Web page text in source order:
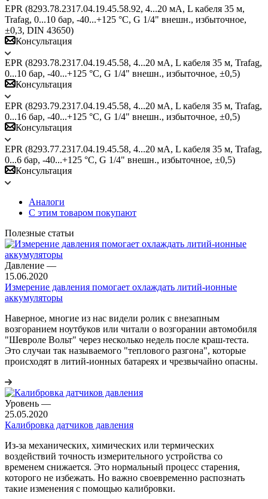
EPR (8293.78.2317.04.19.45.58.92, 4...20 мА, L кабеля 35 м,
Trafag, 0...10 бар, -40...+125 °C, G 1/4" внешн., избыточное,
±0,3, DIN 43650)
Консультация
EPR (8293.78.2317.04.19.45.58, 4...20 мА, L кабеля 35 м, Trafag,
0...10 бар, -40...+125 °C, G 1/4" внешн., избыточное, ±0,5)
Консультация
EPR (8293.79.2317.04.19.45.58, 4...20 мА, L кабеля 35 м, Trafag,
0...16 бар, -40...+125 °C, G 1/4" внешн., избыточное, ±0,5)
Консультация
EPR (8293.77.2317.04.19.45.58, 4...20 мА, L кабеля 35 м, Trafag,
0...6 бар, -40...+125 °C, G 1/4" внешн., избыточное, ±0,5)
Консультация
Аналоги
С этим товаром покупают
Полезные статьи
Давление —
15.06.2020
Измерение давления помогает охлаждать литий-ионные
аккумуляторы
Наверное, многие из нас видели ролик с внезапным
возгоранием ноутбуков или читали о возгорании автомобиля
"Шевроле Вольт" через несколько недель после краш-теста.
Это случаи так называемого "теплового разгона", которые
происходят в литий-ионных батареях и чрезвычайно опасны.
Уровень —
25.05.2020
Калибровка датчиков давления
Из-за механических, химических или термических
воздействий точность измерительного устройства со
временем снижается. Это нормальный процесс старения,
которого не избежать. Но важно своевременно распознать
такие изменения с помощью калибровки.